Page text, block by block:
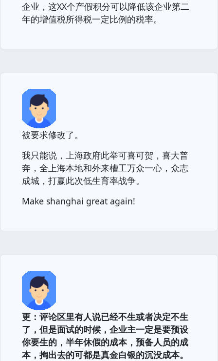
企业，这XX个产假积分可以降低该企业第二
年的增值税所得税一定比例的税率。
被要求修改了。
我只能说，上海政府此举可喜可贺，喜大普
奔，全上海本地和外来槽工万众一心，众志
成城，打赢此次低生育率战争。
Make shanghai great again!
更：评论区里有人说已经不生或者决定不生
了，但是面试的时候，企业主一定是要预设
你要生的，半年休假的成本，预备人员的成
本，掏出去的可都是真金白银的沉没成本。